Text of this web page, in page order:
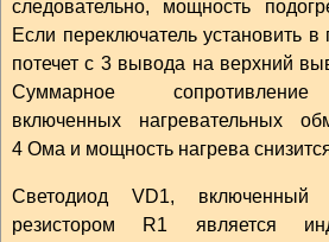
следовательно, мощность
Если переключатель установить
потечет с 3 вывода на верхний
Суммарное сопротивление
включенных нагревательных
4 Ома и мощность нагрева
Светодиод VD1, включенный
резистором R1 является